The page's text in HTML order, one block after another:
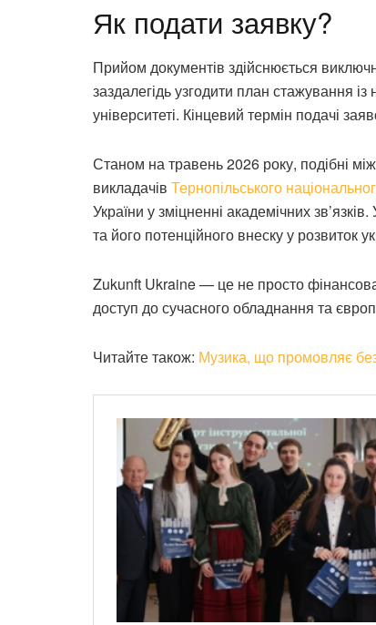
Як подати заявку?
Прийом документів здійснюється
заздалегідь узгодити план стажування
університеті. Кінцевий термін подачі
Станом на травень 2026 року, подібні
викладачів Тернопільського
України у зміцненні академічних
та його потенційного внеску у розвиток
Zukunft Ukraine — це не просто
доступ до сучасного обладнання та
Читайте також: Музика, що промовляє